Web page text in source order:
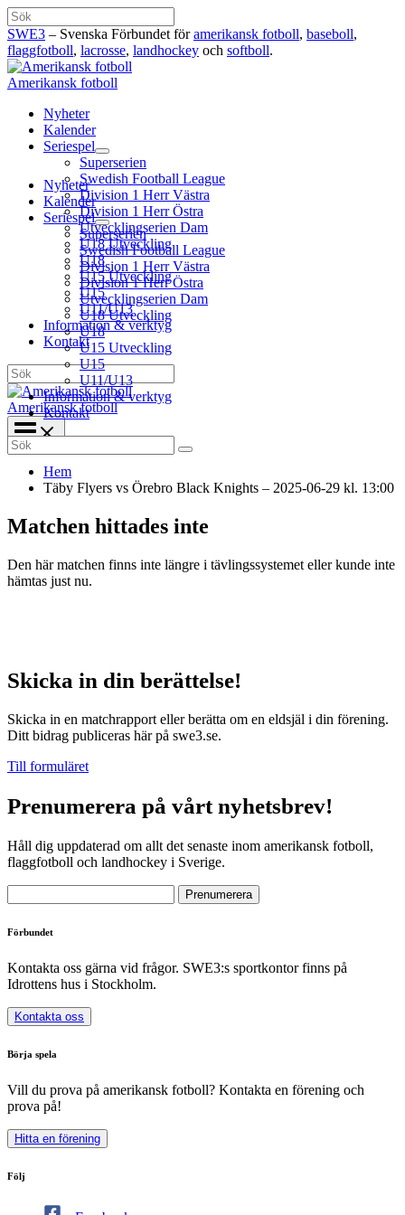
Hoppa
till
innehåll
Sök
SWE3 – Svenska Förbundet föramerikansk fotboll, baseboll,
flaggfotboll, lacrosse, landhockey och softboll.
Amerikansk fotboll
Nyheter
Kalender
Seriespel
Superserien
Swedish Football League
Division 1 Herr Västra
Division 1 Herr Östra
Utvecklingserien Dam
U18 Utveckling
U18
U15 Utveckling
U15
U11/U13
Information & verktyg
Kontakt
Sök
Amerikansk fotboll
Nyheter
Kalender
Seriespel
Superserien
Swedish Football League
Division 1 Herr Västra
Division 1 Herr Östra
Utvecklingserien Dam
U18 Utveckling
U18
U15 Utveckling
U15
U11/U13
Information & verktyg
Kontakt
Search
for:
Hem
Täby Flyers vs Örebro Black Knights – 2025-06-29 kl. 13:00
Matchen hittades inte
Den här matchen finns inte längre i tävlingssystemet eller kunde inte
hämtas just nu.
Skicka in din berättelse!
Skicka in en matchrapport eller berätta om en eldsjäl i din förening.
Ditt bidrag publiceras här på swe3.se.
Till formuläret
Prenumerera på vårt nyhetsbrev!
Håll dig uppdaterad om allt det senaste inom amerikansk fotboll,
flaggfotboll och landhockey i Sverige.
Förbundet
Kontakta oss gärna vid frågor. SWE3:s sportkontor finns på
Idrottens hus i Stockholm.
Kontakta oss
Börja spela
Vill du prova på amerikansk fotboll? Kontakta en förening och
prova på!
Hitta en förening
Följ